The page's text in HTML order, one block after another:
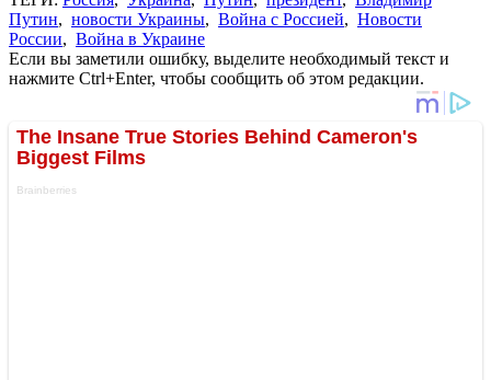
Путин, новости Украины, Война с Россией, Новости
России, Война в Украине
Если вы заметили ошибку, выделите необходимый текст и
нажмите Ctrl+Enter, чтобы сообщить об этом редакции.